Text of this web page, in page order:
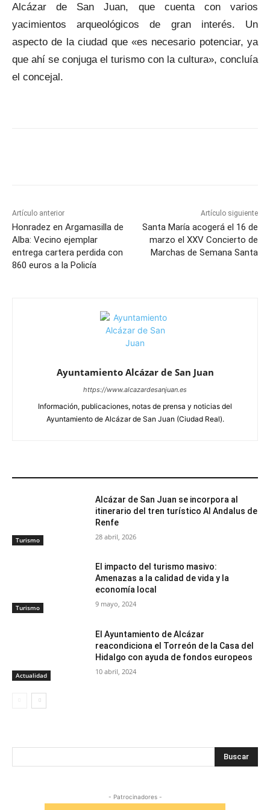
Alcázar de San Juan, que cuenta con varios
yacimientos arqueológicos de gran interés. Un
aspecto de la ciudad que «es necesario potenciar, ya
que ahí se conjuga el turismo con la cultura», concluía
el concejal.
Artículo anterior
Honradez en Argamasilla de
Alba: Vecino ejemplar
entrega cartera perdida con
860 euros a la Policía
Artículo siguiente
Santa María acogerá el 16 de
marzo el XXV Concierto de
Marchas de Semana Santa
Ayuntamiento Alcázar de San Juan
https://www.alcazardesanjuan.es
Información, publicaciones, notas de prensa y noticias del
Ayuntamiento de Alcázar de San Juan (Ciudad Real).
Turismo
Alcázar de San Juan se incorpora al
itinerario del tren turístico Al Andalus de
Renfe
28 abril, 2026
Turismo
El impacto del turismo masivo:
Amenazas a la calidad de vida y la
economía local
9 mayo, 2024
Actualidad
El Ayuntamiento de Alcázar
reacondiciona el Torreón de la Casa del
Hidalgo con ayuda de fondos europeos
10 abril, 2024
Buscar
- Patrocinadores -